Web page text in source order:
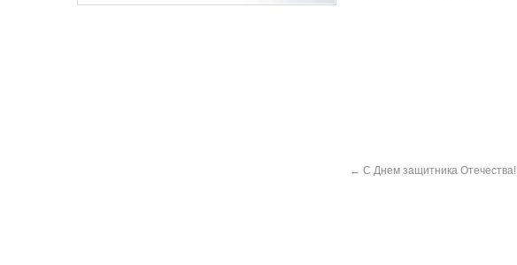
← C Днем защитника Отечества!